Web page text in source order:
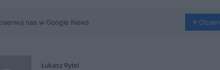
nas w Google News
Łukasz Rytel